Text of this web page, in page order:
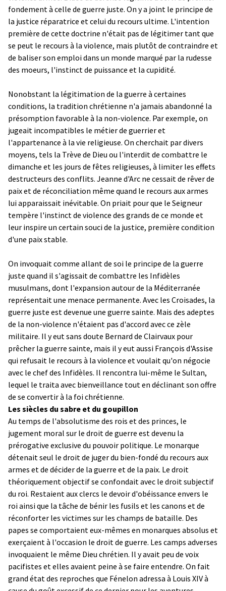
fondement à celle de guerre juste. On y a joint le principe de
la justice réparatrice et celui du recours ultime. L'intention
première de cette doctrine n'était pas de légitimer tant que
se peut le recours à la violence, mais plutôt de contraindre et
de baliser son emploi dans un monde marqué par la rudesse
des moeurs, l'instinct de puissance et la cupidité.
Nonobstant la légitimation de la guerre à certaines
conditions, la tradition chrétienne n'a jamais abandonné la
présomption favorable à la non-violence. Par exemple, on
jugeait incompatibles le métier de guerrier et
l'appartenance à la vie religieuse. On cherchait par divers
moyens, tels la Trève de Dieu ou l'interdit de combattre le
dimanche et les jours de fêtes religieuses, à limiter les effets
destructeurs des conflits. Jeanne d'Arc ne cessait de rêver de
paix et de réconciliation même quand le recours aux armes
lui apparaissait inévitable. On priait pour que le Seigneur
tempère l'instinct de violence des grands de ce monde et
leur inspire un certain souci de la justice, première condition
d'une paix stable.
On invoquait comme allant de soi le principe de la guerre
juste quand il s'agissait de combattre les Infidèles
musulmans, dont l'expansion autour de la Méditerranée
représentait une menace permanente. Avec les Croisades, la
guerre juste est devenue une guerre sainte. Mais des adeptes
de la non-violence n'étaient pas d'accord avec ce zèle
militaire. Il y eut sans doute Bernard de Clairvaux pour
prêcher la guerre sainte, mais il y eut aussi François d'Assise
qui refusait le recours à la violence et voulait qu'on négocie
avec le chef des Infidèles. Il rencontra lui-même le Sultan,
lequel le traita avec bienveillance tout en déclinant son offre
de se convertir à la foi chrétienne.
Les siècles du sabre et du goupillon
Au temps de l'absolutisme des rois et des princes, le
jugement moral sur le droit de guerre est devenu la
prérogative exclusive du pouvoir politique. Le monarque
détenait seul le droit de juger du bien-fondé du recours aux
armes et de décider de la guerre et de la paix. Le droit
théoriquement objectif se confondait avec le droit subjectif
du roi. Restaient aux clercs le devoir d'obéissance envers le
roi ainsi que la tâche de bénir les fusils et les canons et de
réconforter les victimes sur les champs de bataille. Des
papes se comportaient eux-mêmes en monarques absolus et
exerçaient à l'occasion le droit de guerre. Les camps adverses
invoquaient le même Dieu chrétien. Il y avait peu de voix
pacifistes et elles avaient peine à se faire entendre. On fait
grand état des reproches que Fénelon adressa à Louis XIV à